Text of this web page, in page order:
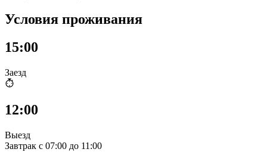
Условия проживания
15:00
Заезд
12:00
Выезд
Завтрак с 07:00 до 11:00